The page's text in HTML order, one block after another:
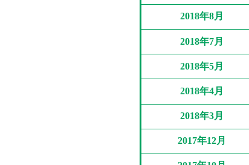
2018年8月
2018年7月
2018年5月
2018年4月
2018年3月
2017年12月